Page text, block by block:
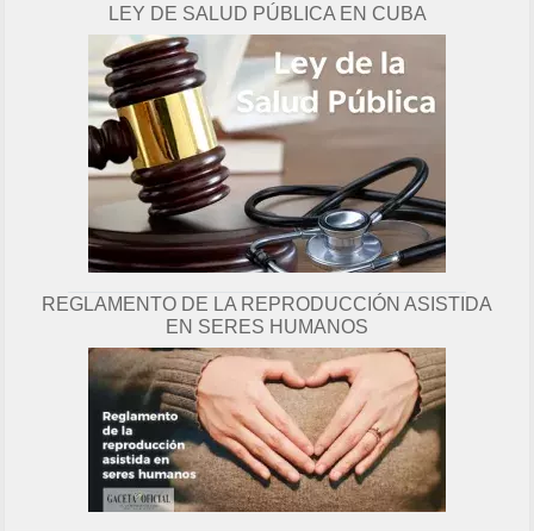
g
i
n
a
LEY DE SALUD PÚBLICA EN CUBA
REGLAMENTO DE LA REPRODUCCIÓN ASISTIDA
EN SERES HUMANOS